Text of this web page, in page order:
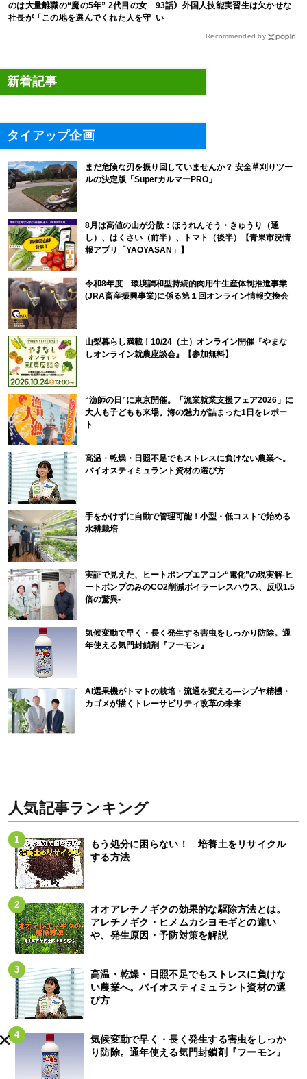
のは大量離職の“魔の5年” 2代目の女
社長が「この地を選んでくれた人を守
93話》外国人技能実習生は欠かせな
い
Recommended by
新着記事
タイアップ企画
まだ危険な刃を振り回していませんか？ 安全草刈りツー
ルの決定版「SuperカルマーPRO」
8月は高値の山が分散：ほうれんそう・きゅうり（通
し）、はくさい（前半）、トマト（後半）【青果市況情
報アプリ「YAOYASAN」】
令和8年度 環境調和型持続的肉用牛生産体制推進事業
(JRA畜産振興事業)に係る第１回オンライン情報交換会
山梨暮らし満載！10/24（土）オンライン開催『やまな
しオンライン就農座談会』【参加無料】
“漁師の日”に東京開催。「漁業就業支援フェア2026」に
大人も子どもも来場。海の魅力が詰まった1日をレポー
ト
高温・乾燥・日照不足でもストレスに負けない農業へ。
バイオスティミュラント資材の選び方
手をかけずに自動で管理可能！小型・低コストで始める
水耕栽培
実証で見えた、ヒートポンプエアコン“電化”の現実解-ヒ
ートポンプのみのCO2削減ボイラーレスハウス、反収1.5
倍の驚異-
気候変動で早く・長く発生する害虫をしっかり防除。通
年使える気門封鎖剤『フーモン』
AI選果機がトマトの栽培・流通を変える―シブヤ精機・
カゴメが描くトレーサビリティ改革の未来
人気記事ランキング
もう処分に困らない！ 培養土をリサイクル
する方法
オオアレチノギクの効果的な駆除方法とは。
アレチノギク・ヒメムカシヨモギとの違い
や、発生原因・予防対策を解説
高温・乾燥・日照不足でもストレスに負けな
い農業へ。バイオスティミュラント資材の選
び方
気候変動で早く・長く発生する害虫をしっか
り防除。通年使える気門封鎖剤『フーモン』